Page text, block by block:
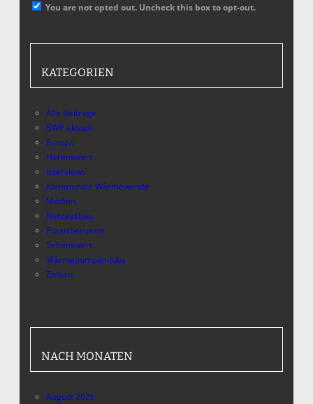
You are not opted out. Uncheck this box to opt-out.
KATEGORIEN
Alle Beiträge
BWP aktuell
Europa
Hörenswert
Interviews
Kommunale Wärmewende
Medien
Netzausbau
Praxisbeispiele
Sehenswert
Wärmepumpen-Jobs
Zahlen
NACH MONATEN
August 2026